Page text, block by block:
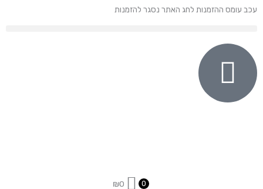
דילוגעכב עומס ההזמנות לחג האתר נסגר להזמנות
0
₪0